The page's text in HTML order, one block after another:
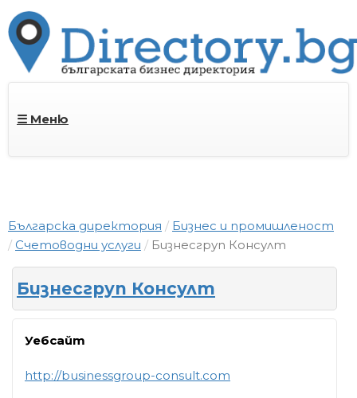
☰ Меню
Българска директория
Бизнес и промишленост
Счетоводни услуги
Бизнесгруп Консулт
Бизнесгруп Консулт
Уебсайт
http://businessgroup-consult.com